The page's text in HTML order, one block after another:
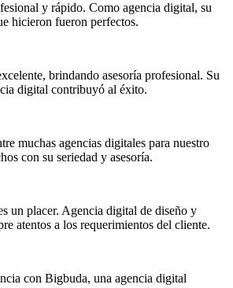
y rápido. Como agencia digital, su
hicieron fueron perfectos.
brindando asesoría profesional. Su
digital contribuyó al éxito.
muchas agencias digitales para nuestro
con su seriedad y asesoría.
un placer. Agencia digital de diseño y
atentos a los requerimientos del cliente.
con Bigbuda, una agencia digital